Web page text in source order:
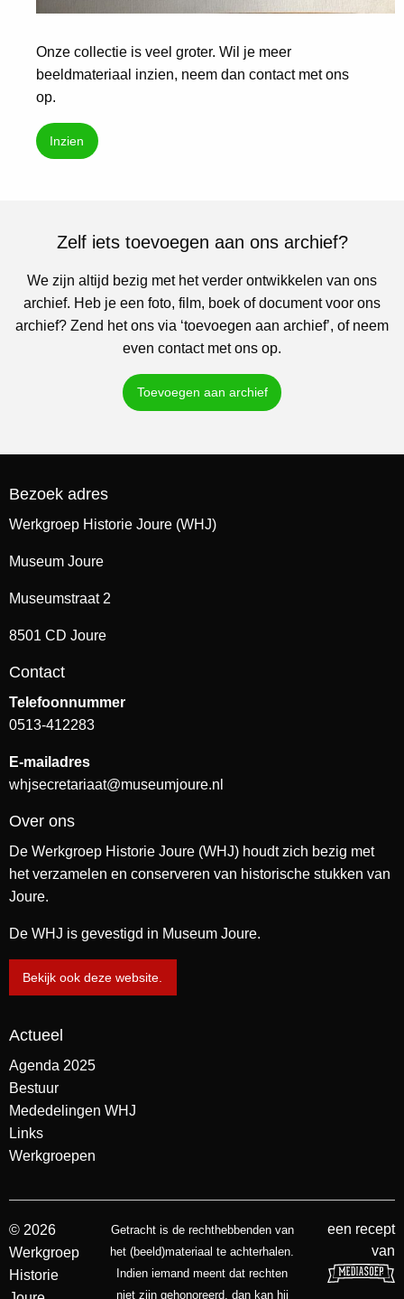
Onze collectie is veel groter. Wil je meer
beeldmateriaal inzien, neem dan contact met ons
op.
Inzien
Zelf iets toevoegen aan ons archief?
We zijn altijd bezig met het verder ontwikkelen van ons
archief. Heb je een foto, film, boek of document voor ons
archief? Zend het ons via ‘toevoegen aan archief’, of neem
even contact met ons op.
Toevoegen aan archief
Bezoek adres
Werkgroep Historie Joure (WHJ)
Museum Joure
Museumstraat 2
8501 CD Joure
Contact
Telefoonnummer
0513-412283
E-mailadres
whjsecretariaat@museumjoure.nl
Over ons
De Werkgroep Historie Joure (WHJ) houdt zich bezig met
het verzamelen en conserveren van historische stukken van
Joure.
De WHJ is gevestigd in Museum Joure.
Bekijk ook deze website.
Actueel
Agenda 2025
Bestuur
Mededelingen WHJ
Links
Werkgroepen
© 2026
Werkgroep
Historie
Getracht is de rechthebbenden van
het (beeld)materiaal te achterhalen.
Indien iemand meent dat rechten
niet zijn gehonoreerd, dan kan hij
een recept
van